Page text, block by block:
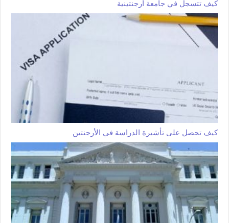
كيف تتسجل في جامعة أرجنتينية
كيف تحصل على تأشيرة الدراسة في الأرجنتين